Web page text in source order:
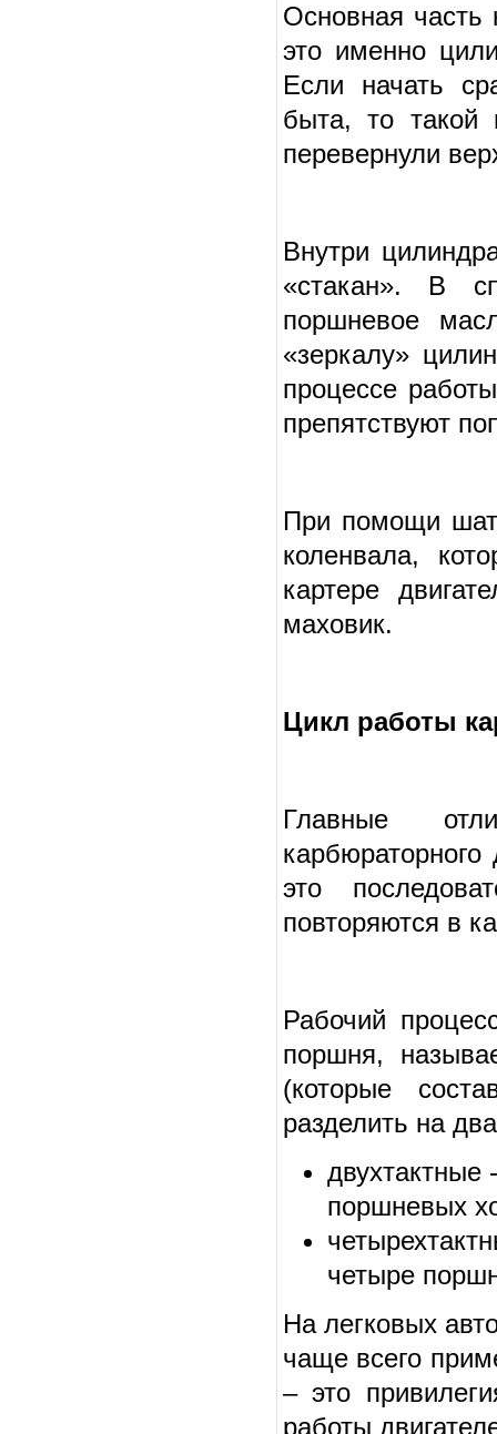
Основная часть
это именно
Если начать
быта, то такой
перевернули
Внутри
«стакан». В
поршневое
«зеркалу»
процессе
препятствуют
При помощи
коленвала,
картере
маховик.
Цикл работы
Главные
это
повторяются в
Рабочий
поршня,
(которые
разделить на
двухтактные
поршневых
четыре
На легковых
чаще всего
– это
работы